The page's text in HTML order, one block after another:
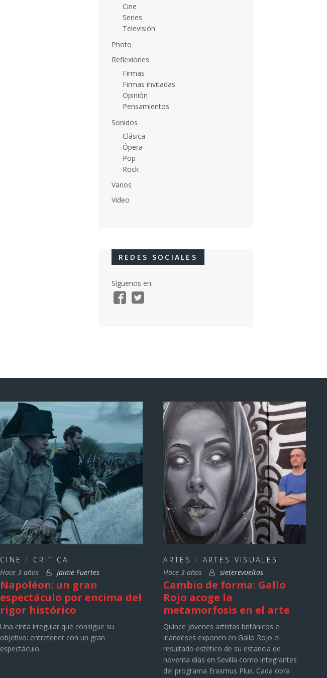
Cine
Series
Televisión
Photo
Reflexiones
Firmas
Firmas invitadas
Opinión
Pensamientos
Sonidos
Clásica
Ópera
Pop
Rock
Varios
Video
REDES SOCIALES
Síguenos en:
CINE / CRITICA
Hace 3 años
Jaime Fuertes
Napoléon: un gran
espectáculo por encima del
rigor histórico
Una cinta irregular que consigue su
objetivo: entretener con un gran
espectáculo.
ARTES / ARTES VISUALES
Hace 3 años
sieterevueltas
Cambio de forma: Gallo
Rojo acoge la
metamorfosis en el arte
Quince jóvenes artistas británicos e
irlandeses exponen en Gallo Rojo el
resultado estético de su estancia de
noventa días en Sevilla como integrantes
del programa Erasmus Plus. Cada obra